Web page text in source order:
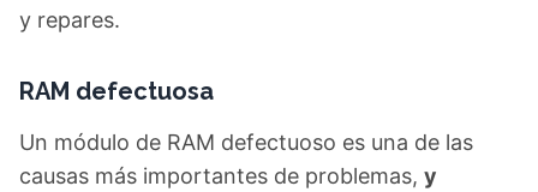
y repares.
RAM defectuosa
Un módulo de RAM defectuoso es una de las
causas más importantes de problemas, y